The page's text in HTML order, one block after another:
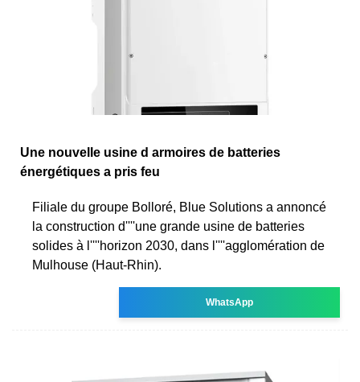
Une nouvelle usine d armoires de batteries
énergétiques a pris feu
Filiale du groupe Bolloré, Blue Solutions a annoncé
la construction d''''une grande usine de batteries
solides à l''''horizon 2030, dans l''''agglomération de
Mulhouse (Haut-Rhin).
WhatsApp